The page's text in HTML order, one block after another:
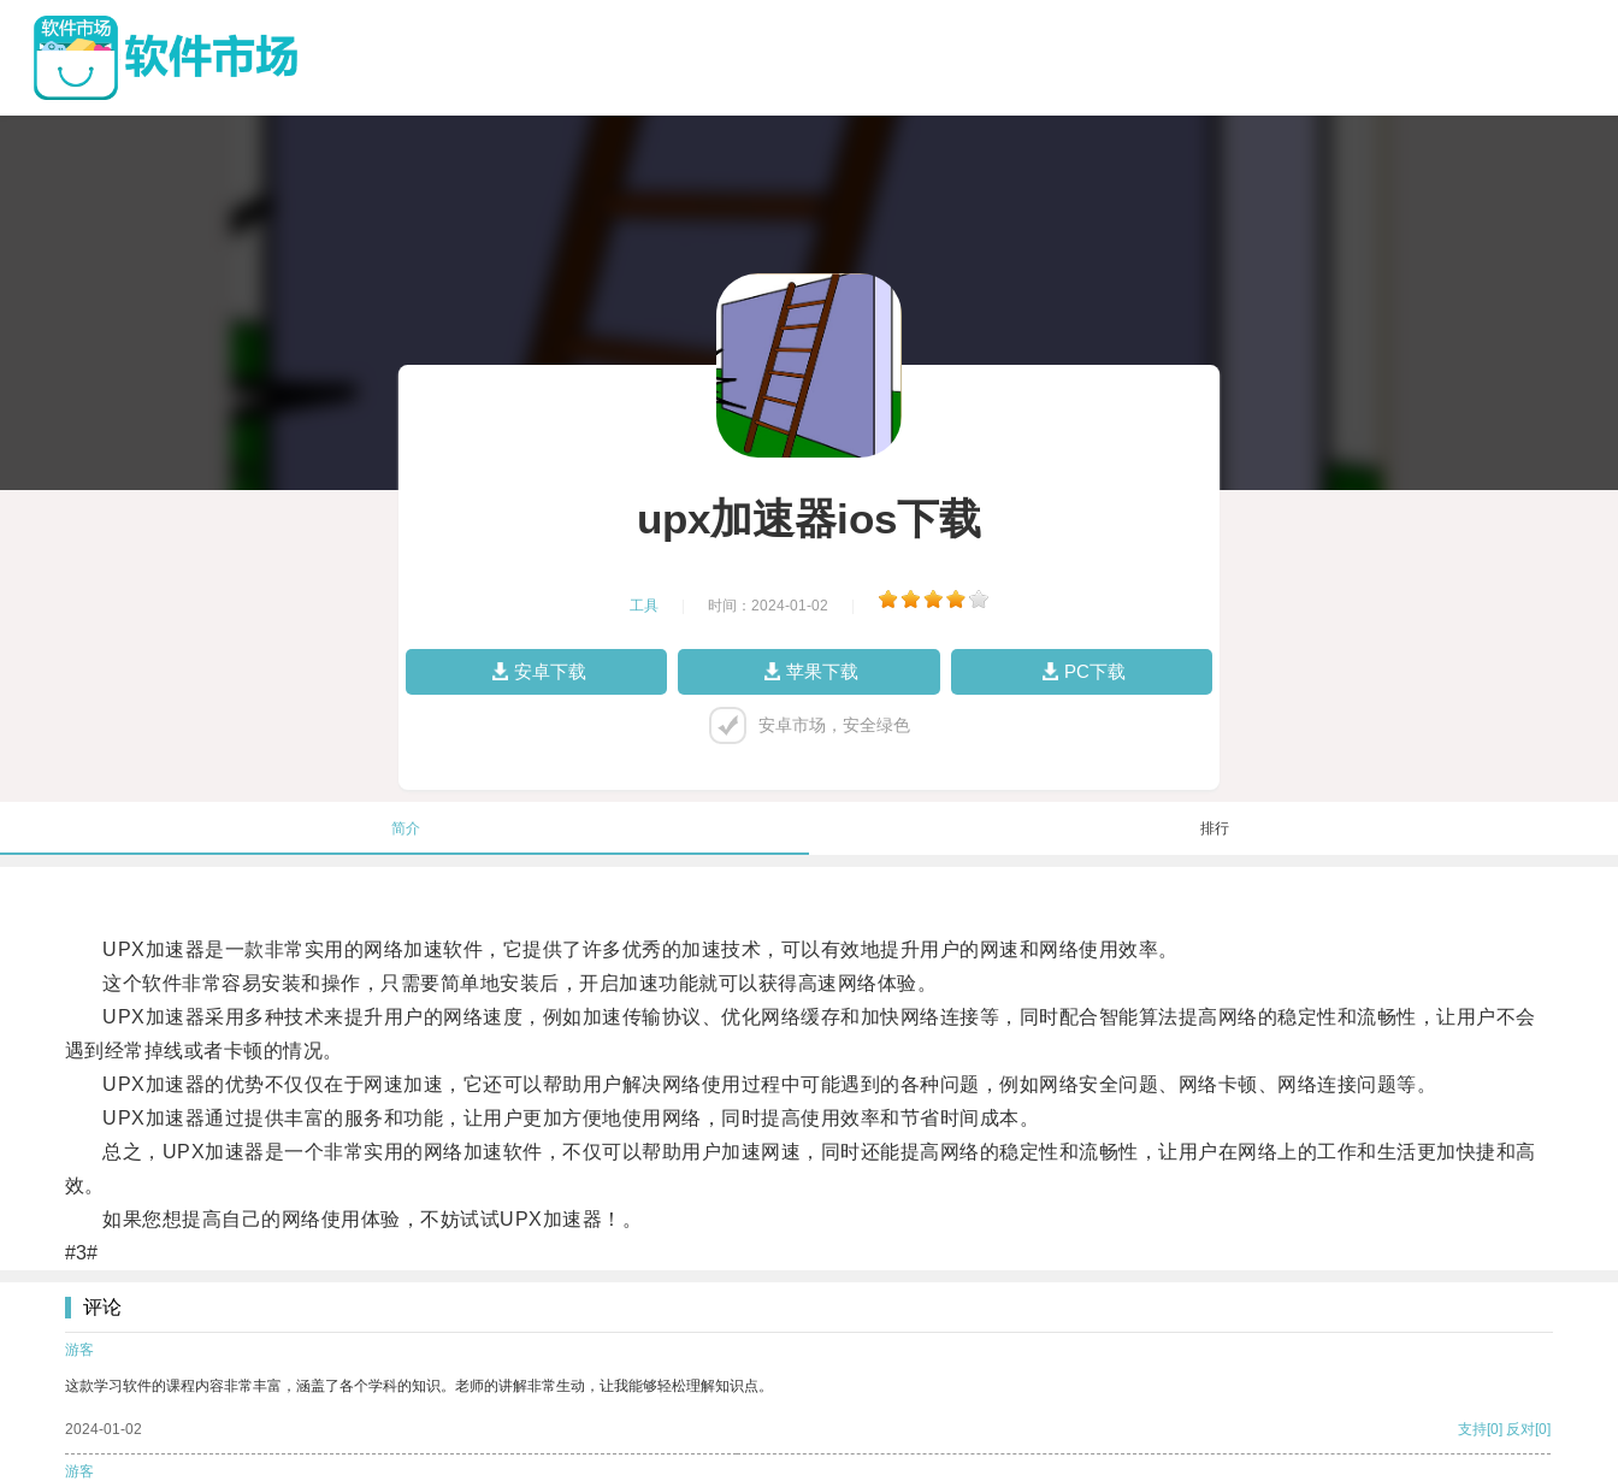
upx加速器ios下载
工具 时间：2024-01-02
安卓下载 苹果下载 PC下载
安卓市场，安全绿色
简介 排行
UPX加速器是一款非常实用的网络加速软件，它提供了许多优秀的加速技术，可以有效地提升用户的网速和网络使用效率。
这个软件非常容易安装和操作，只需要简单地安装后，开启加速功能就可以获得高速网络体验。
UPX加速器采用多种技术来提升用户的网络速度，例如加速传输协议、优化网络缓存和加快网络连接等，同时配合智能算法提高网络的稳定性和流畅性，让用户不会
遇到经常掉线或者卡顿的情况。
UPX加速器的优势不仅仅在于网速加速，它还可以帮助用户解决网络使用过程中可能遇到的各种问题，例如网络安全问题、网络卡顿、网络连接问题等。
UPX加速器通过提供丰富的服务和功能，让用户更加方便地使用网络，同时提高使用效率和节省时间成本。
总之，UPX加速器是一个非常实用的网络加速软件，不仅可以帮助用户加速网速，同时还能提高网络的稳定性和流畅性，让用户在网络上的工作和生活更加快捷和高
效。
如果您想提高自己的网络使用体验，不妨试试UPX加速器！。
#3#
评论
游客
这款学习软件的课程内容非常丰富，涵盖了各个学科的知识。老师的讲解非常生动，让我能够轻松理解知识点。
2024-01-02 支持[0] 反对[0]
游客